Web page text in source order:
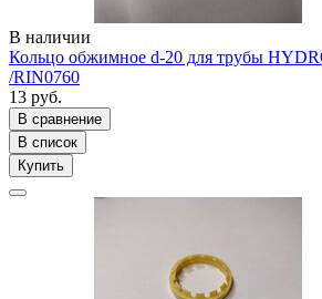
В наличии
Кольцо обжимное d-20 для трубы
/RIN0760
13 руб.
В сравнение
В список
Купить